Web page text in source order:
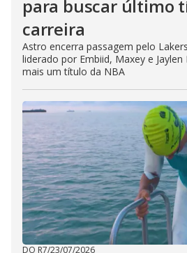
para buscar último
carreira
Astro encerra passagem pelo
liderado por Embiid, Maxey e
mais um título da NBA
DO R7/23/07/2026